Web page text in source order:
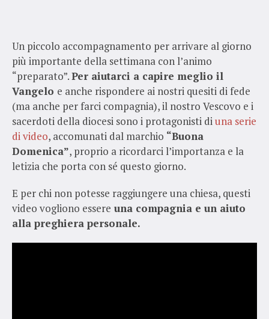
Un piccolo accompagnamento per arrivare al giorno
più importante della settimana con l’animo
“preparato”.Per aiutarci a capire meglio il
Vangelo e anche rispondere ai nostri quesiti di fede
(ma anche per farci compagnia), il nostro Vescovo e i
sacerdoti della diocesi sono i protagonisti diuna serie
di video, accomunati dal marchio “Buona
Domenica”, proprio a ricordarci l’importanza e la
letizia che porta con sé questo giorno.
E per chi non potesse raggiungere una chiesa, questi
video vogliono essere una compagnia e un aiuto
alla preghiera personale.